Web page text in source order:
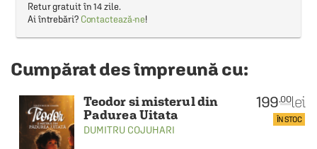
Retur gratuit în 14 zile.
Ai întrebări? Contactează-ne!
Cumpărat des împreună cu:
Teodor si misterul din
Padurea Uitata
DUMITRU COJUHARI
199.00lei
ÎN STOC